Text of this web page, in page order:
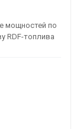
мощностей по
RDF-топлива